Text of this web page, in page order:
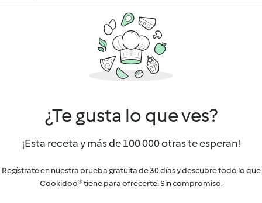
¿Te gusta lo que ves?
¡Esta receta y más de 100 000 otras te esperan!
Regístrate en nuestra prueba gratuita de 30 días y descubre todo lo que
Cookidoo® tiene para ofrecerte. Sin compromiso.